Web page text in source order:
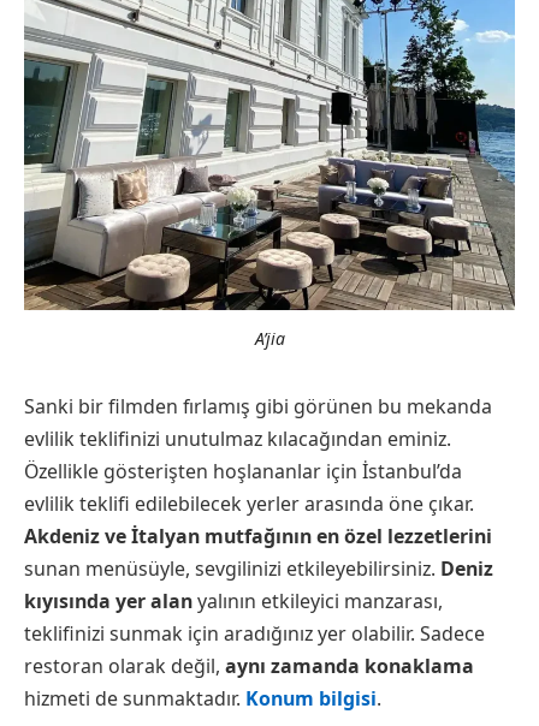
A’jia
Sanki bir filmden fırlamış gibi görünen bu mekanda
evlilik teklifinizi unutulmaz kılacağından eminiz.
Özellikle gösterişten hoşlananlar için İstanbul’da
evlilik teklifi edilebilecek yerler arasında öne çıkar.
Akdeniz ve İtalyan mutfağının en özel lezzetlerini
sunan menüsüyle, sevgilinizi etkileyebilirsiniz. Deniz
kıyısında yer alanyalının etkileyici manzarası,
teklifinizi sunmak için aradığınız yer olabilir. Sadece
restoran olarak değil, aynı zamanda konaklama
hizmeti de sunmaktadır. Konum bilgisi.